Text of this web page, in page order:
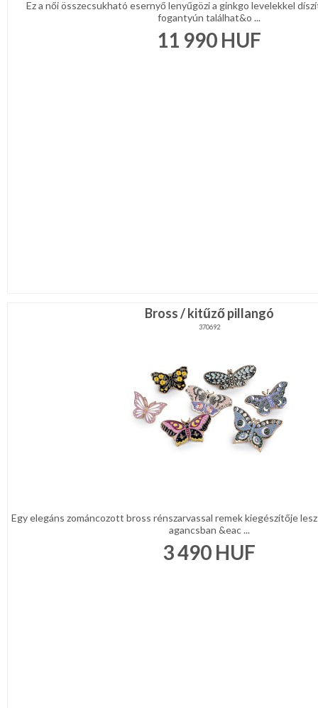
Ez a női összecsukható esernyő lenyűgözi a ginkgo levelekkel
fogantyún találhat&o ...
11 990 HUF
Bross / kitűző pillangó
370692
Egy elegáns zománcozott bross rénszarvassal remek kiegészítője
agancsban &eac ...
3 490 HUF